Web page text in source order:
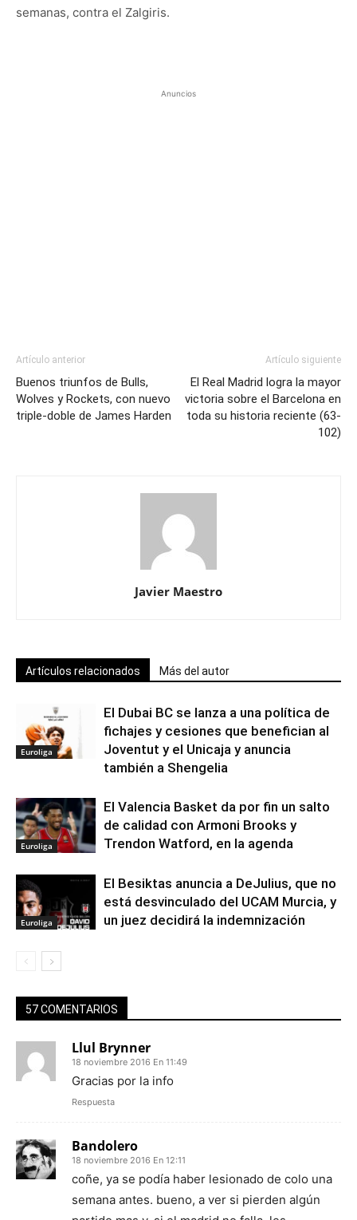
semanas, contra el Zalgiris.
Anuncios
Artículo anterior
Buenos triunfos de Bulls,
Wolves y Rockets, con nuevo
triple-doble de James Harden
Artículo siguiente
El Real Madrid logra la mayor
victoria sobre el Barcelona en
toda su historia reciente (63-
102)
Javier Maestro
Artículos relacionados Más del autor
Euroliga
El Dubai BC se lanza a una política de
fichajes y cesiones que benefician al
Joventut y el Unicaja y anuncia
también a Shengelia
Euroliga
El Valencia Basket da por fin un salto
de calidad con Armoni Brooks y
Trendon Watford, en la agenda
Euroliga
El Besiktas anuncia a DeJulius, que no
está desvinculado del UCAM Murcia, y
un juez decidirá la indemnización
57 COMENTARIOS
Llul Brynner
18 noviembre 2016 En 11:49
Gracias por la info
Respuesta
Bandolero
18 noviembre 2016 En 12:11
coñe, ya se podía haber lesionado de colo una
semana antes. bueno, a ver si pierden algún